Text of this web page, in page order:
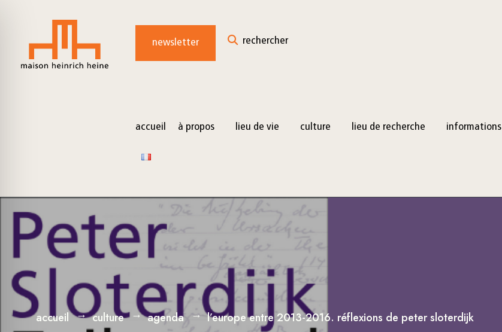
content
newsletter rechercher
accueil à propos lieu de vie culture lieu de recherche informations
accueil culture agenda l’europe entre 2013-2016. réflexions de peter sloterdijk